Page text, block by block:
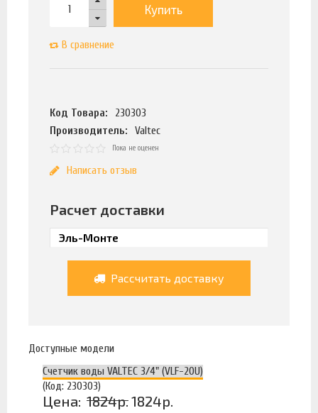
Купить
В сравнение
Код Товара:
230303
Производитель:
Valtec
Пока не оценен
Написать отзыв
Расчет доставки
Рассчитать доставку
Доступные модели
Счетчик воды VALTEC 3/4" (VLF-20U)
(Код: 230303)
Цена: 1824р.1824р.